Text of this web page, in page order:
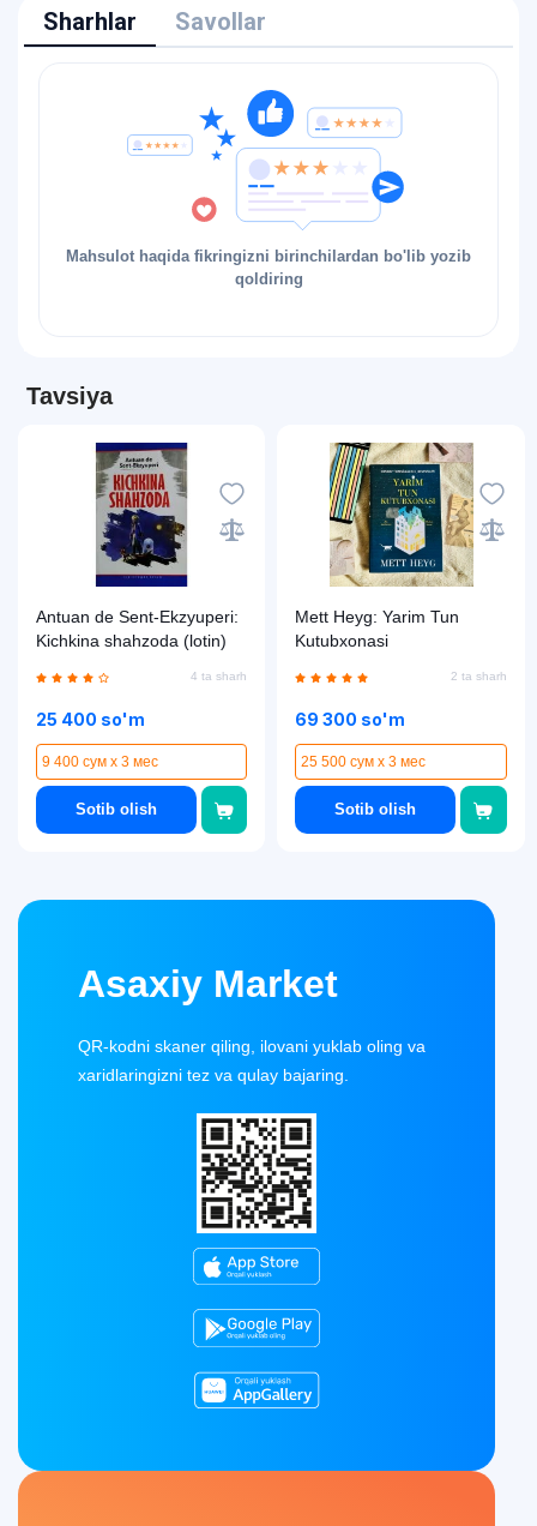
Sharhlar Savollar
Mahsulot haqida fikringizni birinchilardan bo'lib yozib
qoldiring
Tavsiya
Antuan de Sent-Ekzyuperi:
Kichkina shahzoda (lotin)
4 ta sharh
25 400 so'm
9 400 сум x 3 мес
Sotib olish
Mett Heyg: Yarim Tun
Kutubxonasi
2 ta sharh
69 300 so'm
25 500 сум x 3 мес
Sotib olish
Asaxiy Market
QR-kodni skaner qiling, ilovani yuklab oling va
xaridlaringizni tez va qulay bajaring.